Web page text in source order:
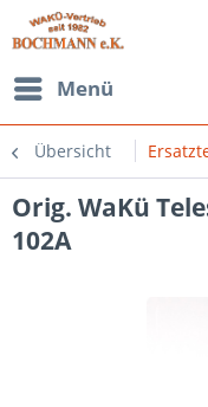
Menü
Übersicht
Orig. WaKü
102A